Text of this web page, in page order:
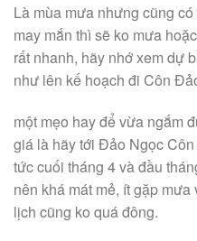
Là mùa mưa nhưng cũng có
may mắn thì sẽ ko mưa hoặc
rất nhanh, hãy nhớ xem dự
như lên kế hoạch đi Côn
một mẹo hay để vừa ngắm
giá là hãytới Đảo Ngọc
tức cuối tháng 4 và đầu
nên khá mát mẻ, ít gặp
lịch cũng ko quá đông.